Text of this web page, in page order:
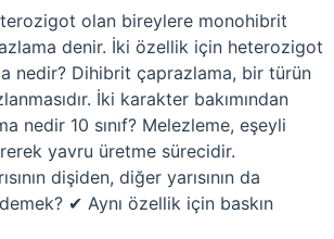
olan bireylere monohibrit
denir. İki özellik için heterozigot
nedir? Dihibrit çaprazlama, bir türün
İki karakter bakımından
nedir 10 sınıf? Melezleme, eşeyli
yavru üretme sürecidir.
dişiden, diğer yarısının da
✔ Aynı özellik için baskın